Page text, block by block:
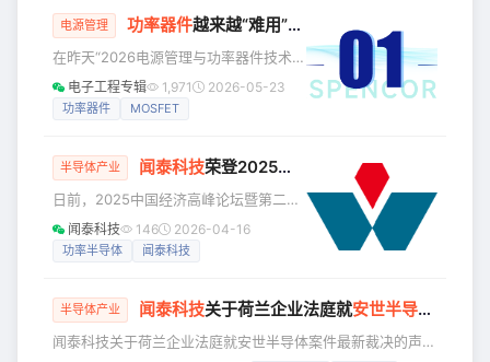
始终扎根半导体产业链，已成长为国内
少数在射频、功率及模拟等关键环节实
现底层核心技术自主可控的企业之一。
不同于多数厂商聚焦单一赛道，华太电
子构建了覆盖射频系列产品、功率系列
高端
电源管理 功率器件越来越“难用”？系统级解法思路来了
在昨天“2026电源管理与功率器件技术论
坛”上，与会的电源工程师们有一个共识
——功率器件越来越“难用”了：高频开关
率密度带来的热与可靠性挑战，传统单
了。 与此同时，行业也在快速演进——
先进封装、双面散热、宽禁带器件逐步
导入，系统集成度不断提高。换句话
距的，是它在
电子工程专辑 1,971 2026-05-23
功率器件 MOSFET
半导体产业 闻泰科技荣登2025中国上市公司品牌500强，品牌实力获权威认证
日前，2025中国经济高峰论坛暨第二十
三届经济人物年会在北京举行，活动现
场正式发布“2025中国上市公司品牌500
献，成功荣登该榜单，品牌价值与行业
业的标杆力量。 数据显示，“2025中国
闻泰科技 146 2026-04-16
功率半导体 闻泰科技
半导体产业 闻泰科技关于荷兰企业法庭就安世半导体
闻泰科技关于荷兰企业法庭就安世半导体案件最新裁决的声明